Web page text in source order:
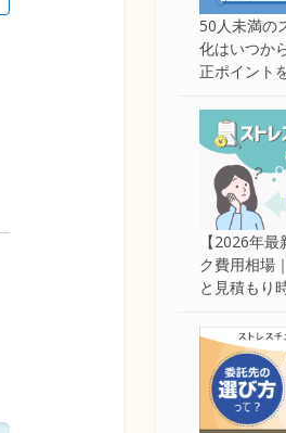
50人未満の
化はいつか
正ポイント
【2026年
ク費用相場
と見積もり